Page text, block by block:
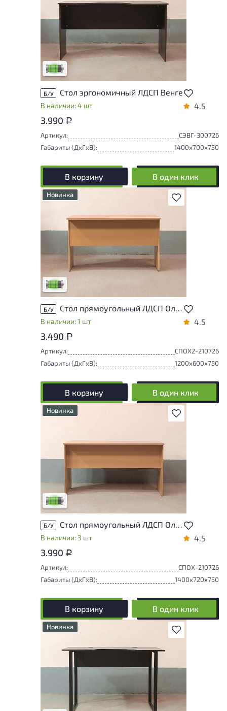
У товара присутствуют незначительные
следы эксплуатации, не влияющие на
удобство его использования
Низкая степень износа
Б/У Стол эргономичный ЛДСП Венге
В наличии: 4 шт 4.5
3.990 Р
Артикул:
СЭВГ-300726
Габариты (ДxГxВ):
1400x700x750
В корзину В один клик
В избранное
Новинка
У товара присутствуют незначительные
следы эксплуатации, не влияющие на
удобство его использования
Низкая степень износа
Б/У Стол прямоугольный ЛДСП Ольха
В наличии: 1 шт 4.5
3.490 Р
Артикул:
СПОХ2-210726
Габариты (ДxГxВ):
1200x600x750
В корзину В один клик
В избранное
Новинка
У товара присутствуют незначительные
удобство его использования
Низкая степень износа
Б/У
В наличии: 3 шт 4.5
3.990 Р
Артикул:
СПОХ-210726
Габариты (ДxГxВ):
1400x720x750
В корзину В один клик
В избранное
Новинка
У товара присутствуют незначительные
следы эксплуатации, не влияющие на
удобство его использования